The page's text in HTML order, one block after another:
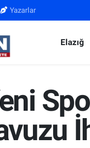
Yazarlar
Elazığ